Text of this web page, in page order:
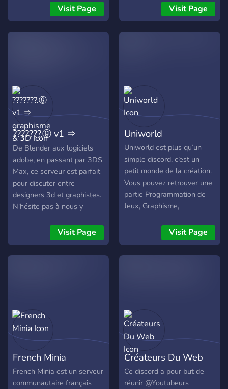
Visit Page
tes idées, reçois des
retours, trouve de
l’inspiration et accélère ton
design, pixels et identité
visuelle. Rejoins-nous dès
maintenant — ton prochain
Visit Page
???????.ⓖ v1 ⇒
graphisme & 3D
De Blender aux logiciels
adobe, en passant par 3DS
Max, ce serveur est parfait
pour discuter entre
designers 3d et graphistes.
N'hésite pas à nous y
Visit Page
Uniworld
Uniworld est plus qu’un
simple discord, c’est un
petit monde de la création.
Vous pouvez retrouver une
partie Programmation de
Jeux, Graphisme,
(d’autres arriveront à
l’avenir si besoin.) Le but
est de réunir une
différents avis, rechercher
des personnes avec qui
faire un projet etc.
Visit Page
French Minia
French Minia est un serveur
communautaire français
Créateurs Du Web
Ce discord a pour but de
réunir @Youtubeurs